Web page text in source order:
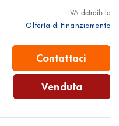
IVA detraibile
Offerta di Finanziamento
Contattaci
Venduta